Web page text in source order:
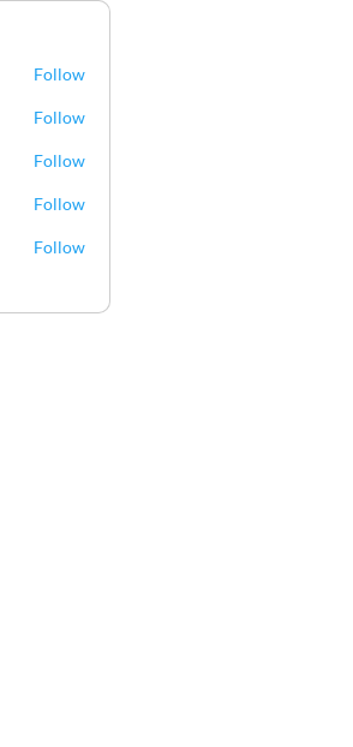
Follow
Follow
Follow
Follow
Follow